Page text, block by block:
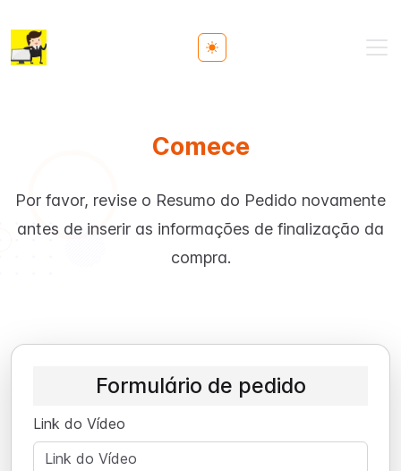
Toggle theme
Comece
Por favor, revise o Resumo do Pedido novamente
antes de inserir as informações de finalização da
compra.
Formulário de pedido
Link do Vídeo